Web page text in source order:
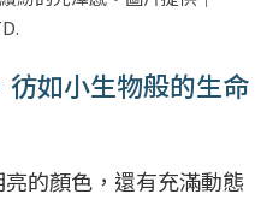
如小生物般的生命
的顏色，還有充滿動態